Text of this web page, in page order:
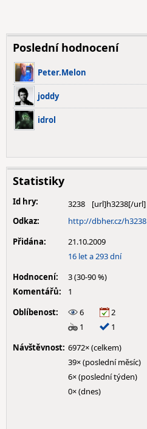
Poslední hodnocení
Peter.Melon
joddy
idrol
Statistiky
Id hry:
3238
Odkaz:
http://dbher.cz/h3238
Přidána:
21.10.2009
16 let a 293 dní
Hodnocení:
3 (30-90 %)
Komentářů:
1
Oblíbenost:
6
2
1
1
Návštěvnost: 6972× (celkem)
39× (poslední měsíc)
6× (poslední týden)
0× (dnes)